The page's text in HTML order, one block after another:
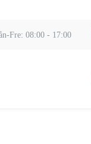
Fre: 08:00 - 17:00